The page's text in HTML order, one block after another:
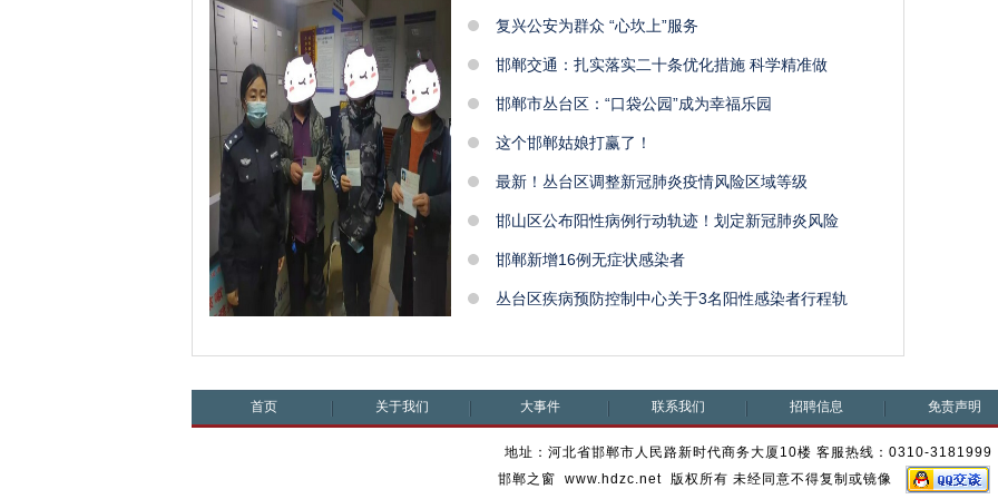
复兴公安为群众 “心坎上”服务
邯郸交通：扎实落实二十条优化措施 科学精准做
邯郸市丛台区：“口袋公园”成为幸福乐园
这个邯郸姑娘打赢了！
最新！丛台区调整新冠肺炎疫情风险区域等级
邯山区公布阳性病例行动轨迹！划定新冠肺炎风险
邯郸新增16例无症状感染者
丛台区疾病预防控制中心关于3名阳性感染者行程轨
首页 关于我们 大事件 联系我们 招聘信息 免责声明
地址：河北省邯郸市人民路新时代商务大厦10楼 客服热线：0310-3181999
邯郸之窗 www.hdzc.net 版权所有 未经同意不得复制或镜像